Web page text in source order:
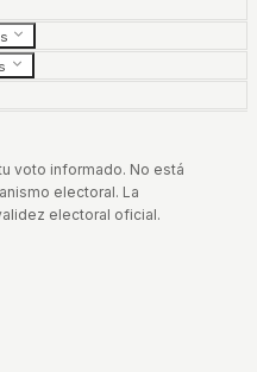
voto informado. No está
electoral. La
electoral oficial.